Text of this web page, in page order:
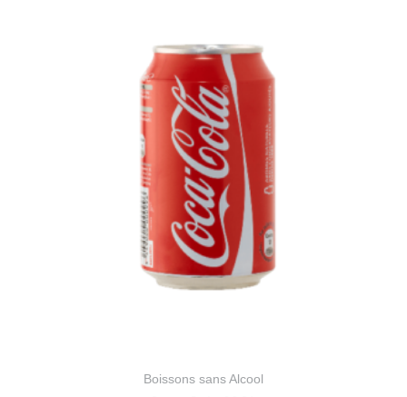
Boissons sans Alcool